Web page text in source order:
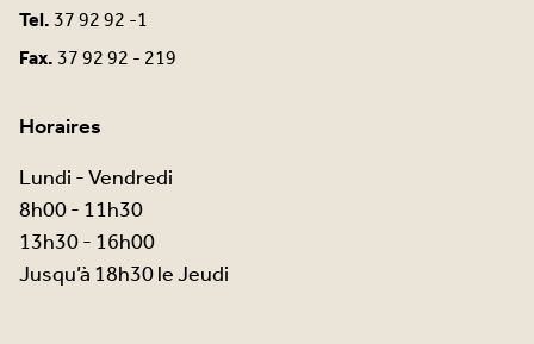
Tel.37 92 92 -1
Fax.37 92 92 - 219
Horaires
Lundi - Vendredi
8h00 - 11h30
13h30 - 16h00
Jusqu’à 18h30 le Jeudi